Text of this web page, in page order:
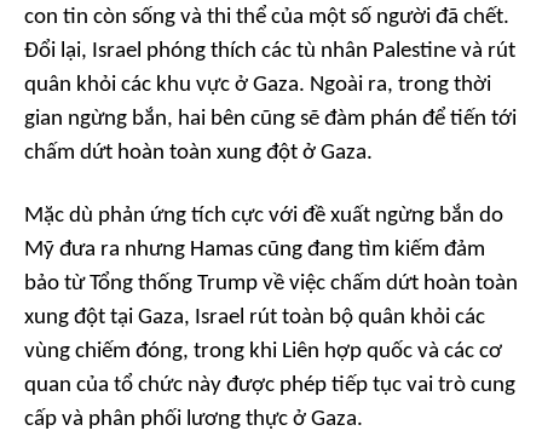
con tin còn sống và thi thể của một số người đã chết.
Đổi lại, Israel phóng thích các tù nhân Palestine và rút
quân khỏi các khu vực ở Gaza. Ngoài ra, trong thời
gian ngừng bắn, hai bên cũng sẽ đàm phán để tiến tới
chấm dứt hoàn toàn xung đột ở Gaza.
Mặc dù phản ứng tích cực với đề xuất ngừng bắn do
Mỹ đưa ra nhưng Hamas cũng đang tìm kiếm đảm
bảo từ Tổng thống Trump về việc chấm dứt hoàn toàn
xung đột tại Gaza, Israel rút toàn bộ quân khỏi các
vùng chiếm đóng, trong khi Liên hợp quốc và các cơ
quan của tổ chức này được phép tiếp tục vai trò cung
cấp và phân phối lương thực ở Gaza.